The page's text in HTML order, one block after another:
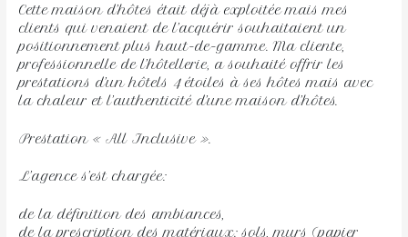
Cette maison d’hôtes était déjà exploitée mais mes
clients qui venaient de l’acquérir souhaitaient un
positionnement plus haut-de-gamme. Ma cliente,
professionnelle de l’hôtellerie, a souhaité offrir les
prestations d’un hôtels 4 étoiles à ses hôtes mais avec
la chaleur et l’authenticité d’une maison d’hôtes.
Prestation « All Inclusive ».
L’agence s’est chargée:
de la définition des ambiances,
de la prescription des matériaux: sols, murs (papier